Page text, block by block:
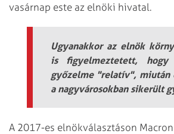
vasárnap este az elnöki hivatal.
Ugyanakkor az elnök
is figyelmeztetett,
győzelme "relatív", miután
a nagyvárosokban sikerült
A 2017-es elnökválasztáson